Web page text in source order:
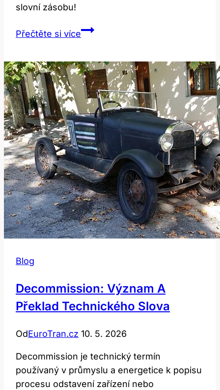
slovní zásobu!
Přečtěte si víceDoubloon:
Používat
Tento
Anglický
Výraz?
Blog
Decommission: Význam A
Překlad Technického Slova
OdEuroTran.cz 10. 5. 2026
Decommission je technický termín
používaný v průmyslu a energetice k popisu
procesu odstavení zařízení nebo